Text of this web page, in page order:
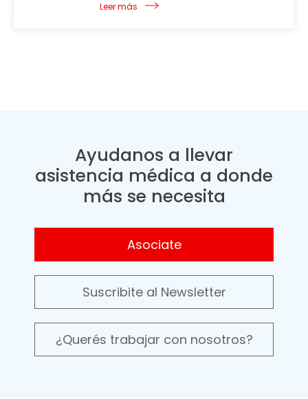
Leer más
Ayudanos a llevar
asistencia médica a donde
más se necesita
Asociate
Suscribite al Newsletter
¿Querés trabajar con nosotros?